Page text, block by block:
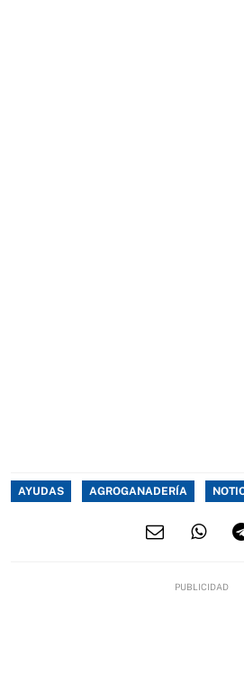
AYUDAS AGROGANADERÍA